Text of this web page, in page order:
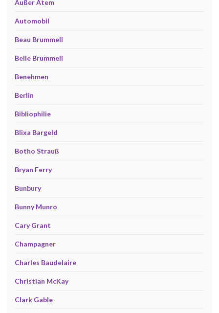
Außer Atem
Automobil
Beau Brummell
Belle Brummell
Benehmen
Berlin
Bibliophilie
Blixa Bargeld
Botho Strauß
Bryan Ferry
Bunbury
Bunny Munro
Cary Grant
Champagner
Charles Baudelaire
Christian McKay
Clark Gable